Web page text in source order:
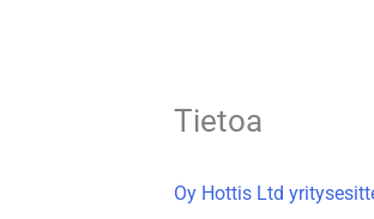
Tietoa
Oy Hottis Ltd